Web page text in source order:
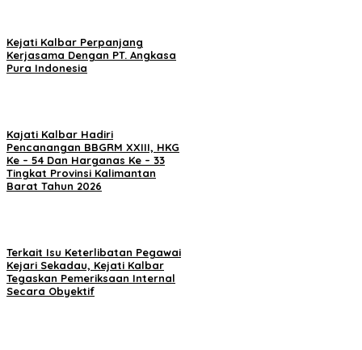
Kejati Kalbar Perpanjang
Kerjasama Dengan PT. Angkasa
Pura Indonesia
Kajati Kalbar Hadiri
Pencanangan BBGRM XXIII, HKG
Ke – 54 Dan Harganas Ke – 33
Tingkat Provinsi Kalimantan
Barat Tahun 2026
Terkait Isu Keterlibatan Pegawai
Kejari Sekadau, Kejati Kalbar
Tegaskan Pemeriksaan Internal
Secara Obyektif